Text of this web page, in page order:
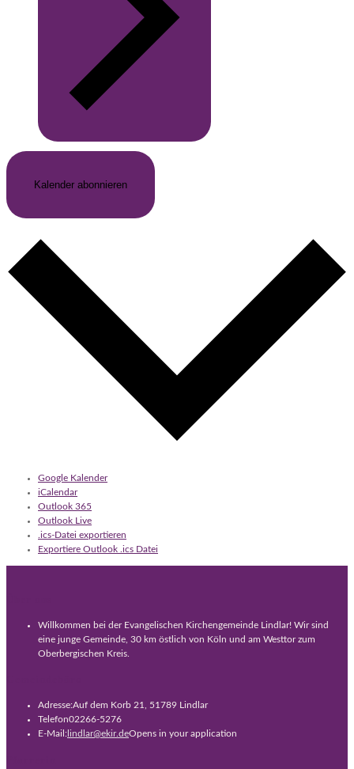
Kalender abonnieren
Google Kalender
iCalendar
Outlook 365
Outlook Live
.ics-Datei exportieren
Exportiere Outlook .ics Datei
Willkommen bei der Evangelischen Kirchengemeinde Lindlar! Wir sind
eine junge Gemeinde, 30 km östlich von Köln und am Westtor zum
Oberbergischen Kreis.
Adresse:Auf dem Korb 21, 51789 Lindlar
Telefon02266-5276
E-Mail: lindlar@ekir.deOpens in your application